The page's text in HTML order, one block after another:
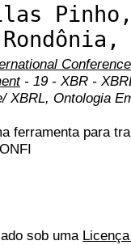
- 19 - XBR -
XBRL, Ontologia
ferramenta para
sob uma